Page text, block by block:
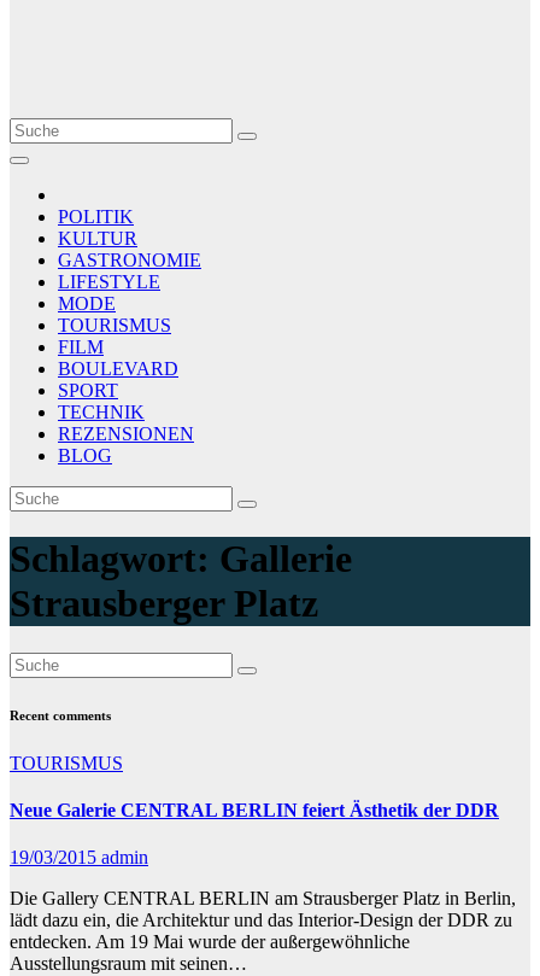
Le Matin
AGENCE DE PRESSE
POLITIK
KULTUR
GASTRONOMIE
LIFESTYLE
MODE
TOURISMUS
FILM
BOULEVARD
SPORT
TECHNIK
REZENSIONEN
BLOG
Schlagwort: Gallerie
Strausberger Platz
Recent comments
TOURISMUS
Neue Galerie CENTRAL BERLIN feiert Ästhetik der DDR
19/03/2015 admin
Die Gallery CENTRAL BERLIN am Strausberger Platz in Berlin,
lädt dazu ein, die Architektur und das Interior-Design der DDR zu
entdecken. Am 19 Mai wurde der außergewöhnliche
Ausstellungsraum mit seinen…